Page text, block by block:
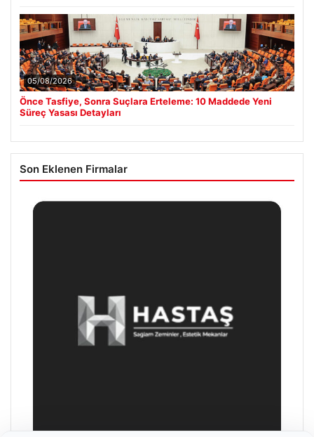
05/08/2026
Önce Tasfiye, Sonra Suçlara Erteleme: 10 Maddede Yeni
Süreç Yasası Detayları
Son Eklenen Firmalar